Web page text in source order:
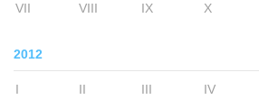
VII
VIII IX X
2012
I II III IV